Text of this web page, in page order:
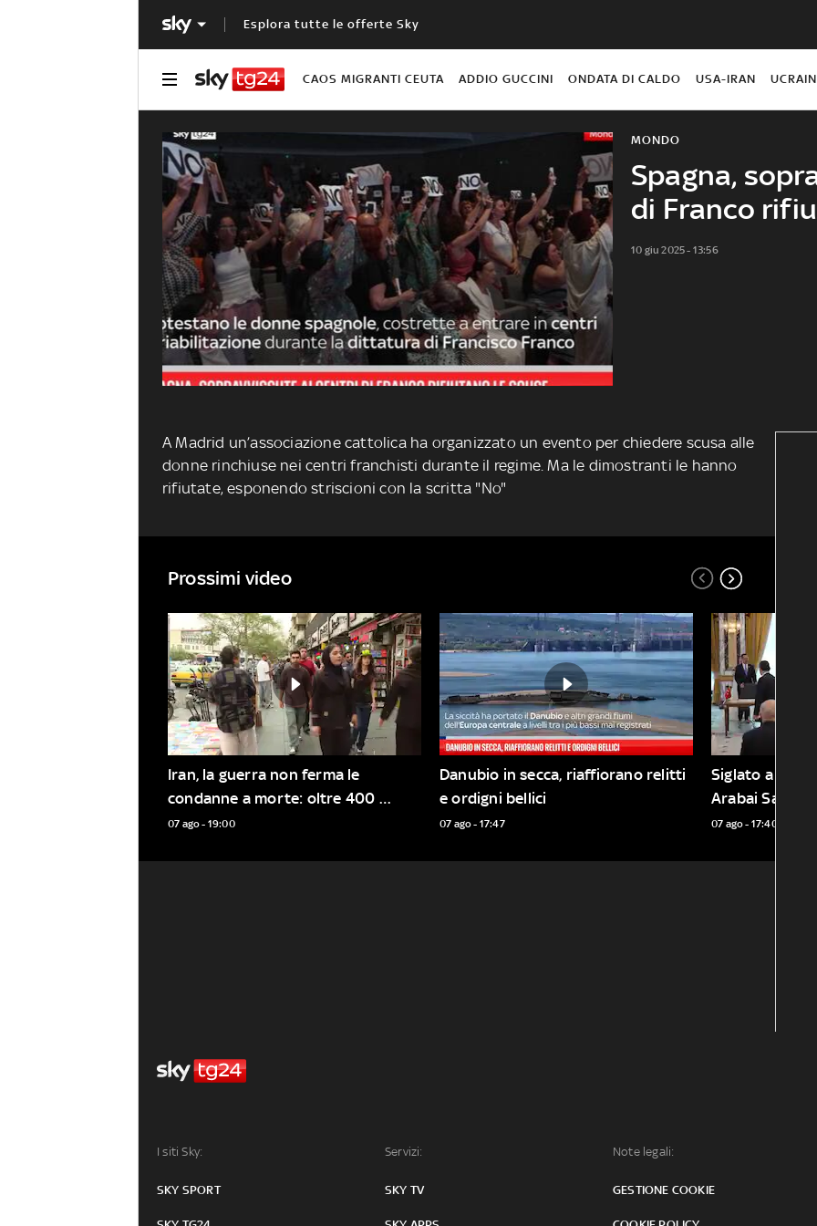
Esplora tutte le offerte Sky
CAOS MIGRANTI CEUTA ADDIO GUCCINI ONDATA DI CALDO USA-IRAN
Spagna,
di Franco
MONDO
10 giu 2025 - 13:56
A Madrid un’associazione cattolica ha organizzato un evento per chiedere scusa alle
donne rinchiuse nei centri franchisti durante il regime. Ma le dimostranti le hanno
rifiutate, esponendo striscioni con la scritta "No"
Prossimi video
Iran, la guerra non ferma le
condanne a morte: oltre 400
esecuzioni nel 2026
07 ago - 19:00
Danubio in secca, riaffiorano relitti
e ordigni bellici
07 ago - 17:47
Siglato a
Arabai
07 ago - 17:40
I siti Sky:
SKY SPORT
Servizi:
SKY TV
Note legali:
GESTIONE COOKIE